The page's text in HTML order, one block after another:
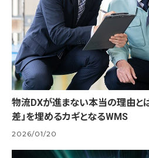
物流DXが進まない本当の理由と
差」を埋めるカギとなるWMS
2026/01/20